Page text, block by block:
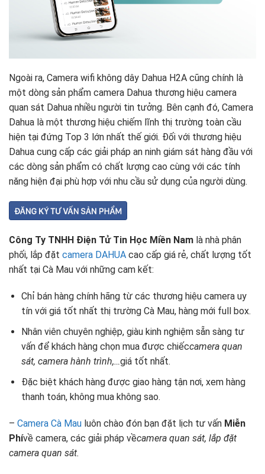
Ngoài ra, Camera wifi không dây Dahua H2A cũng chính là
một dòng sản phẩm camera Dahua thương hiệu camera
quan sát Dahua nhiều người tin tưởng. Bên cạnh đó, Camera
Dahua là một thương hiệu chiếm lĩnh thị trường toàn cầu
hiện tại đứng Top 3 lớn nhất thế giới. Đối với thương hiệu
Dahua cung cấp các giải pháp an ninh giám sát hàng đầu với
các dòng sản phẩm có chất lượng cao cùng với các tính
năng hiện đại phù hợp với nhu cầu sử dụng của người dùng.
Công Ty TNHH Điện Tử Tin Học Miền Nam là nhà phân
phối, lắp đặt camera DAHUA cao cấp giá rẻ, chất lượng tốt
nhất tại Cà Mau với những cam kết:
Chỉ bán hàng chính hãng từ các thương hiệu camera uy
tín với giá tốt nhất thị trường Cà Mau, hàng mới full box.
Nhân viên chuyên nghiệp, giàu kinh nghiệm sẵn sàng tư
vấn để khách hàng chọn mua được chiếccamera quan
sát, camera hành trình,…giá tốt nhất.
Đặc biệt khách hàng được giao hàng tận nơi, xem hàng
thanh toán, không mua không sao.
– Camera Cà Mau luôn chào đón bạn đặt lịch tư vấn Miễn
Phívề camera, các giải pháp vềcamera quan sát, lắp đặt
camera quan sát.